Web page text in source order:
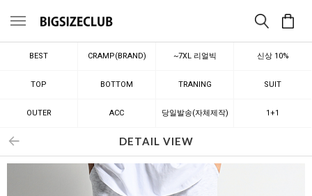
메뉴
BEST CRAMP(BRAND) ~7XL 리얼빅 신상 10%
TOP BOTTOM TRANING SUIT
OUTER ACC 당일발송(자체제작) 1+1
DETAIL VIEW